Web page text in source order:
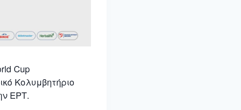
Cup
Κολυμβητήριο
ΕΡΤ.